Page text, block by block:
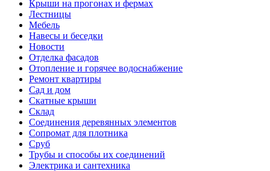
Крыши на прогонах и фермах
Лестницы
Мебель
Навесы и беседки
Новости
Отделка фасадов
Отопление и горячее водоснабжение
Ремонт квартиры
Сад и дом
Скатные крыши
Склад
Соединения деревянных элементов
Сопромат для плотника
Сруб
Трубы и способы их соединений
Электрика и сантехника